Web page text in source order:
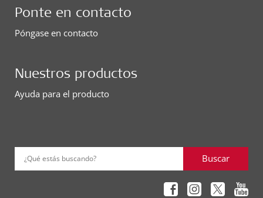
Ponte en contacto
Póngase en contacto
Nuestros productos
Ayuda para el producto
¿Qué estás buscando? Buscar